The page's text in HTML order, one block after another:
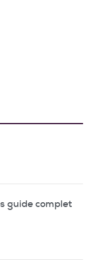
guide complet